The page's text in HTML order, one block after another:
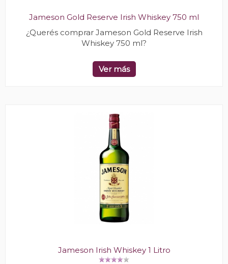
Jameson Gold Reserve Irish Whiskey 750 ml
¿Querés comprar Jameson Gold Reserve Irish
Whiskey 750 ml?
Ver más
Jameson Irish Whiskey 1 Litro